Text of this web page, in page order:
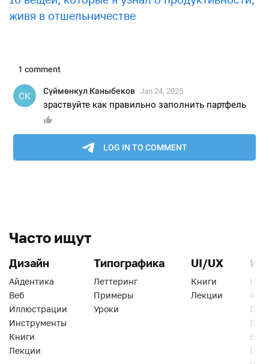
живя в отшельничестве
Часто ищут
Дизайн
Айдентика
Веб
Иллюстрации
Инструменты
Книги
Лекции
Типографика
Леттеринг
Примеры
Уроки
UI/UX
Книги
Лекции
Веб